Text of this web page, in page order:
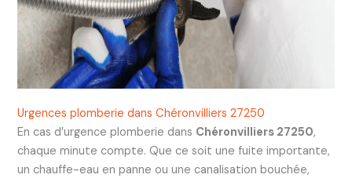
Urgences plomberie dans Chéronvilliers 27250
En cas d’urgence plomberie dans Chéronvilliers 27250,
chaque minute compte. Que ce soit une fuite importante,
un chauffe-eau en panne ou une canalisation bouchée,